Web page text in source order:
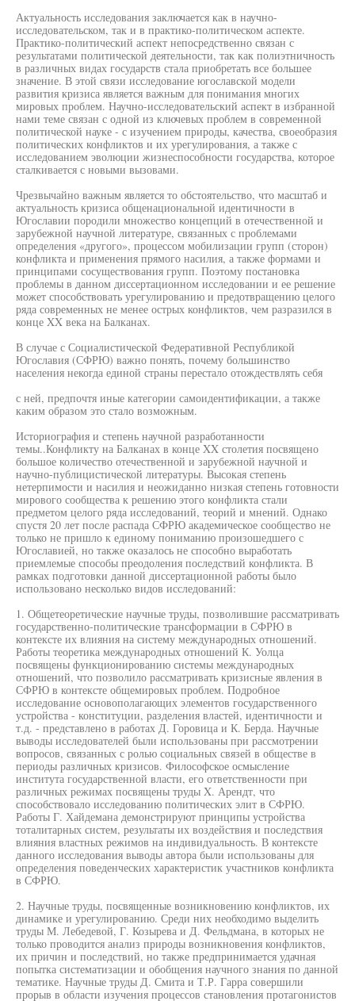
Актуальность исследования заключается как в научно-
исследовательском, так и в практико-политическом аспекте.
Практико-политический аспект непосредственно связан с
результатами политической деятельности, так как полиэтничность
в различных видах государств стала приобретать все большее
значение. В этой связи исследование югославской модели
развития кризиса является важным для понимания многих
мировых проблем. Научно-исследовательский аспект в избранной
нами теме связан с одной из ключевых проблем в современной
политической науке - с изучением природы, качества, своеобразия
политических конфликтов и их урегулирования, а также с
исследованием эволюции жизнеспособности государства, которое
сталкивается с новыми вызовами.
Чрезвычайно важным является то обстоятельство, что масштаб и
актуальность кризиса общенациональной идентичности в
Югославии породили множество концепций в отечественной и
зарубежной научной литературе, связанных с проблемами
определения «другого», процессом мобилизации групп (сторон)
конфликта и применения прямого насилия, а также формами и
принципами сосуществования групп. Поэтому постановка
проблемы в данном диссертационном исследовании и ее решение
может способствовать урегулированию и предотвращению целого
ряда современных не менее острых конфликтов, чем разразился в
конце XX века на Балканах.
В случае с Социалистической Федеративной Республикой
Югославия (СФРЮ) важно понять, почему большинство
населения некогда единой страны перестало отождествлять себя
с ней, предпочтя иные категории самоидентификации, а также
каким образом это стало возможным.
Историография и степень научной разработанности
темы..Конфликту на Балканах в конце XX столетия посвящено
большое количество отечественной и зарубежной научной и
научно-публицистической литературы. Высокая степень
нетерпимости и насилия и неожиданно низкая степень готовности
мирового сообщества к решению этого конфликта стали
предметом целого ряда исследований, теорий и мнений. Однако
спустя 20 лет после распада СФРЮ академическое сообщество не
только не пришло к единому пониманию произошедшего с
Югославией, но также оказалось не способно выработать
приемлемые способы преодоления последствий конфликта. В
рамках подготовки данной диссертационной работы было
использовано несколько видов исследований:
1. Общетеоретические научные труды, позволившие рассматривать
государственно-политические трансформации в СФРЮ в
контексте их влияния на систему международных отношений.
Работы теоретика международных отношений К. Уолца
посвящены функционированию системы международных
отношений, что позволило рассматривать кризисные явления в
СФРЮ в контексте общемировых проблем. Подробное
исследование основополагающих элементов государственного
устройства - конституции, разделения властей, идентичности и
т.д. - представлено в работах Д. Горовица и К. Берда. Научные
выводы исследователей были использованы при рассмотрении
вопросов, связанных с ролью социальных связей в обществе в
периоды различных кризисов. Философское осмысление
института государственной власти, его ответственности при
различных режимах посвящены труды X. Арендт, что
способствовало исследованию политических элит в СФРЮ.
Работы Г. Хайдемана демонстрируют принципы устройства
тоталитарных систем, результаты их воздействия и последствия
влияния властных режимов на индивидуальность. В контексте
данного исследования выводы автора были использованы для
определения поведенческих характеристик участников конфликта
в СФРЮ.
2. Научные труды, посвященные возникновению конфликтов, их
динамике и урегулированию. Среди них необходимо выделить
труды М. Лебедевой, Г. Козырева и Д. Фельдмана, в которых не
только проводится анализ природы возникновения конфликтов,
их причин и последствий, но также предпринимается удачная
попытка систематизации и обобщения научного знания по данной
тематике. Научные труды Д. Смита и Т.Р. Гарра совершили
прорыв в области изучения процессов становления протагонистов